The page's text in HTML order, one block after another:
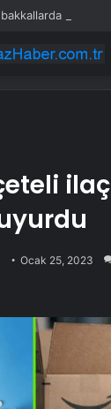
ilaç
Ocak 25, 2023